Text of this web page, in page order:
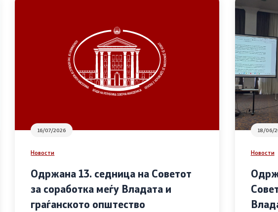
16/07/2026
Новости
Одржана 13. седница на Советот
за соработка меѓу Владата и
граѓанското општество
18/06/
Новости